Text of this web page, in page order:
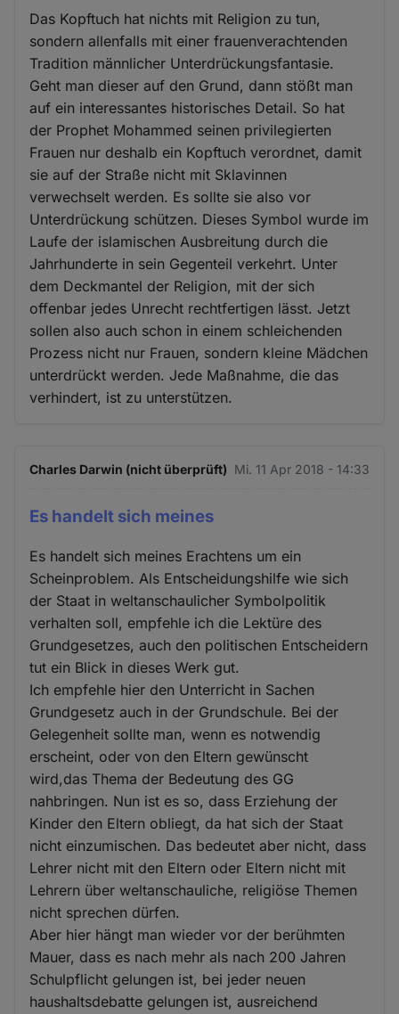
Das Kopftuch hat nichts mit Religion zu tun,
sondern allenfalls mit einer frauenverachtenden
Tradition männlicher Unterdrückungsfantasie.
Geht man dieser auf den Grund, dann stößt man
auf ein interessantes historisches Detail. So hat
der Prophet Mohammed seinen privilegierten
Frauen nur deshalb ein Kopftuch verordnet, damit
sie auf der Straße nicht mit Sklavinnen
verwechselt werden. Es sollte sie also vor
Unterdrückung schützen. Dieses Symbol wurde im
Laufe der islamischen Ausbreitung durch die
Jahrhunderte in sein Gegenteil verkehrt. Unter
dem Deckmantel der Religion, mit der sich
offenbar jedes Unrecht rechtfertigen lässt. Jetzt
sollen also auch schon in einem schleichenden
Prozess nicht nur Frauen, sondern kleine Mädchen
unterdrückt werden. Jede Maßnahme, die das
verhindert, ist zu unterstützen.
Charles Darwin (nicht überprüft) Mi. 11 Apr 2018 - 14:33
Es handelt sich meines
Es handelt sich meines Erachtens um ein
Scheinproblem. Als Entscheidungshilfe wie sich
der Staat in weltanschaulicher Symbolpolitik
verhalten soll, empfehle ich die Lektüre des
Grundgesetzes, auch den politischen Entscheidern
tut ein Blick in dieses Werk gut.
Ich empfehle hier den Unterricht in Sachen
Grundgesetz auch in der Grundschule. Bei der
Gelegenheit sollte man, wenn es notwendig
erscheint, oder von den Eltern gewünscht
wird,das Thema der Bedeutung des GG
nahbringen. Nun ist es so, dass Erziehung der
Kinder den Eltern obliegt, da hat sich der Staat
nicht einzumischen. Das bedeutet aber nicht, dass
Lehrer nicht mit den Eltern oder Eltern nicht mit
Lehrern über weltanschauliche, religiöse Themen
nicht sprechen dürfen.
Aber hier hängt man wieder vor der berühmten
Mauer, dass es nach mehr als nach 200 Jahren
Schulpflicht gelungen ist, bei jeder neuen
haushaltsdebatte gelungen ist, ausreichend